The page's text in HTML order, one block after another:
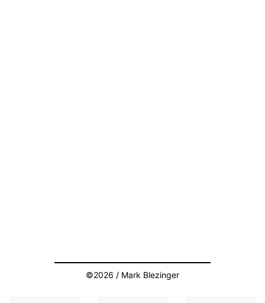
©2026 / Mark Blezinger